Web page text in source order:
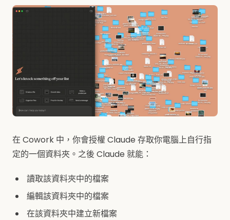
在 Cowork 中，你會授權 Claude 存取你電腦上自行指
定的一個資料夾。之後 Claude 就能：
讀取該資料夾中的檔案
編輯該資料夾中的檔案
在該資料夾中建立新檔案